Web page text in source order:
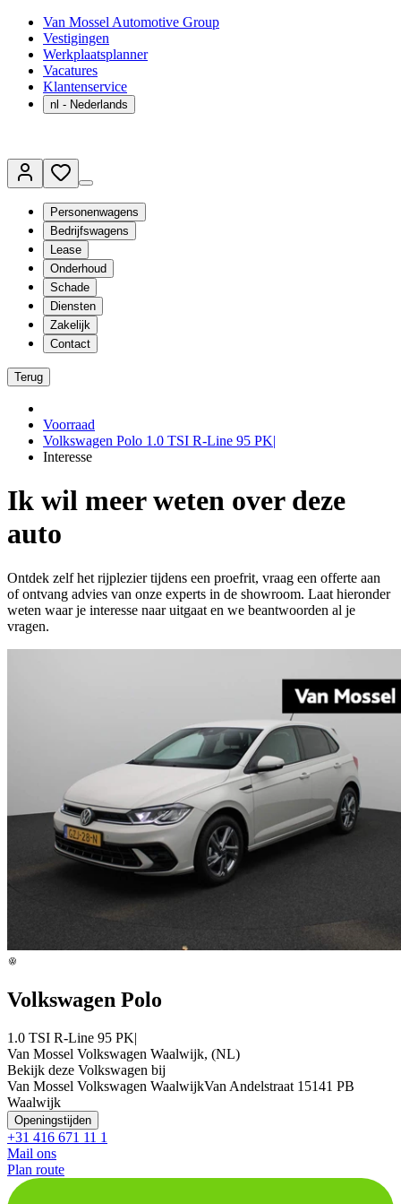
Van Mossel Automotive Group
Vestigingen
Werkplaatsplanner
Vacatures
Klantenservice
nl - Nederlands
Personenwagens
Bedrijfswagens
Lease
Onderhoud
Schade
Diensten
Zakelijk
Contact
Terug
Voorraad
Volkswagen Polo 1.0 TSI R-Line 95 PK|
Interesse
Ik wil meer weten over deze
auto
Ontdek zelf het rijplezier tijdens een proefrit, vraag een offerte aan
of ontvang advies van onze experts in de showroom. Laat hieronder
weten waar je interesse naar uitgaat en we beantwoorden al je
vragen.
Volkswagen Polo
1.0 TSI R-Line 95 PK|
Van Mossel Volkswagen Waalwijk, (NL)
Bekijk deze Volkswagen bij
Van Mossel Volkswagen WaalwijkVan Andelstraat 1 5141 PB
Waalwijk
Openingstijden
+31 416 671 11 1
Mail ons
Plan route